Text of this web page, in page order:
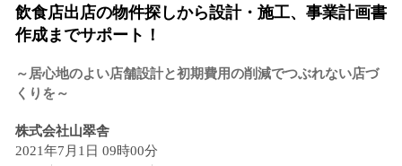
飲食店出店の物件探しから設計・施工、事業計画書
作成までサポート！
～居心地のよい店舗設計と初期費用の削減でつぶれない店づ
くりを～
株式会社山翠舎
2021年7月1日 09時00分